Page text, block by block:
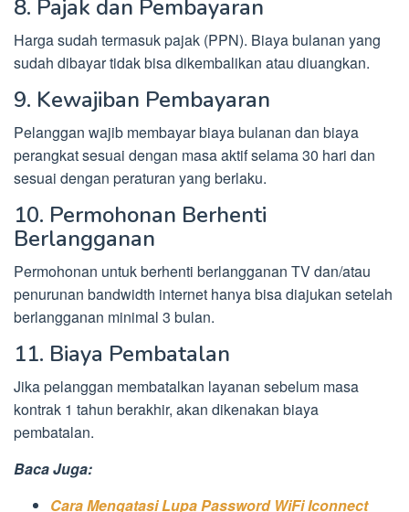
8. Pajak dan Pembayaran
Harga sudah termasuk pajak (PPN). Biaya bulanan yang
sudah dibayar tidak bisa dikembalikan atau diuangkan.
9. Kewajiban Pembayaran
Pelanggan wajib membayar biaya bulanan dan biaya
perangkat sesuai dengan masa aktif selama 30 hari dan
sesuai dengan peraturan yang berlaku.
10. Permohonan Berhenti
Berlangganan
Permohonan untuk berhenti berlangganan TV dan/atau
penurunan bandwidth internet hanya bisa diajukan setelah
berlangganan minimal 3 bulan.
11. Biaya Pembatalan
Jika pelanggan membatalkan layanan sebelum masa
kontrak 1 tahun berakhir, akan dikenakan biaya
pembatalan.
Baca Juga:
Cara Mengatasi Lupa Password WiFi Iconnect